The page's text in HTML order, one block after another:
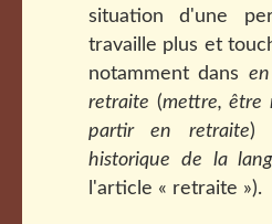
situation d'une
travaille plus et
notamment dans
retraite (mettre, être
partir en retraite)
historique de la
l'article « retraite »).